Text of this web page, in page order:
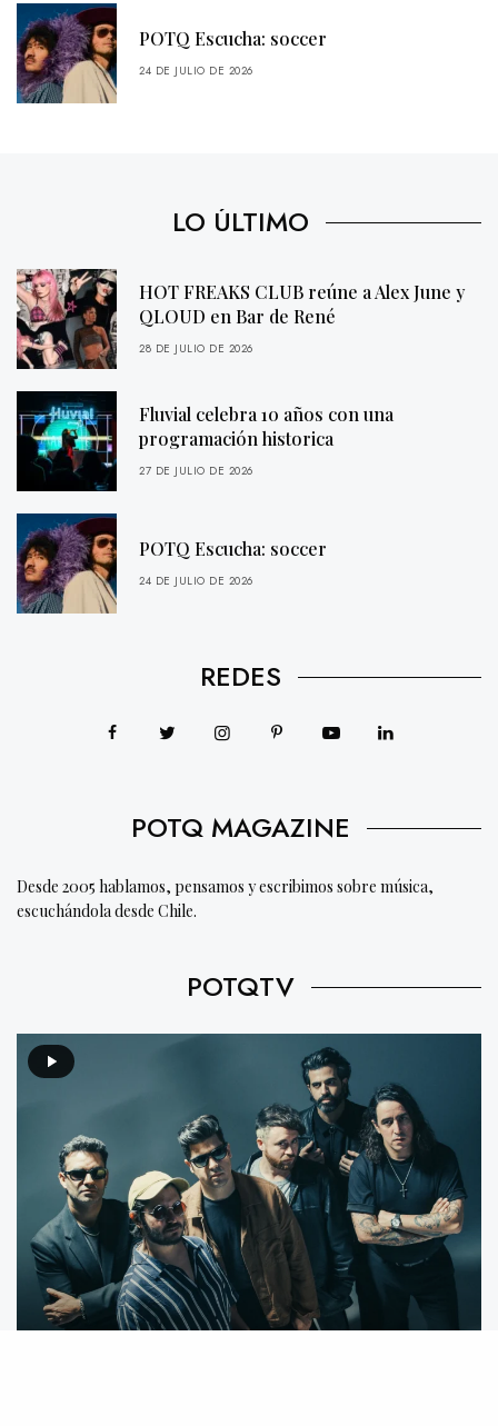
POTQ Escucha: soccer
24 DE JULIO DE 2026
LO ÚLTIMO
HOT FREAKS CLUB reúne a Alex June y
QLOUD en Bar de René
28 DE JULIO DE 2026
Fluvial celebra 10 años con una
programación historica
27 DE JULIO DE 2026
POTQ Escucha: soccer
24 DE JULIO DE 2026
REDES
POTQ MAGAZINE
Desde 2005 hablamos, pensamos y escribimos sobre música,
escuchándola desde Chile.
POTQTV